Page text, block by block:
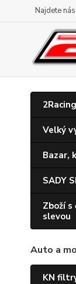
Najdete
Velký
Bazar,
SADY
Zboží s
slevou
Auto a
KN